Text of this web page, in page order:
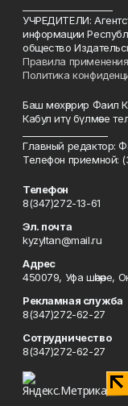
УЧРЕДИТЕЛИ:
информации
общество
Правила
Политика
Баш мөхәррир Фаил
Кабул итү бүлмәсе
Главный редактор:
Телефон приемной:
Телефон
8(347)272-13-61
Эл. почта
kyzyltan@mail.ru
Адрес
450079, Уфа шәһәре,
Рекламная служба
8(347)272-62-27
Сотрудничество
8(347)272-62-27